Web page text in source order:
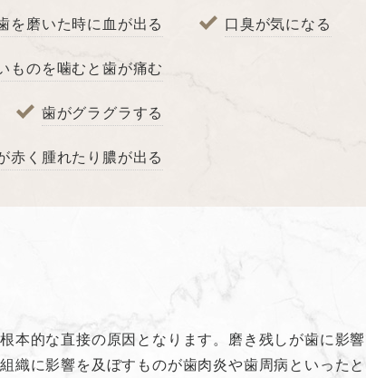
を磨いた時に血が出る 口臭が気になる
ものを噛むと歯が痛む
歯がグラグラする
赤く腫れたり膿が出る
本的な直接の原因となります。磨き残しが歯に影
織に影響を及ぼすものが歯肉炎や歯周病といった